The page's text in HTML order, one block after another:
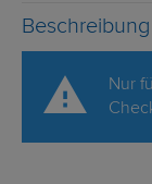
Beschreibung
Nur